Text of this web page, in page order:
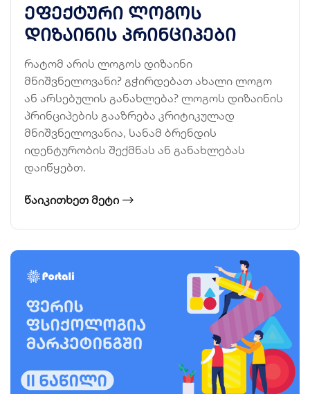
ეფექტური ლოგოს
დიზაინის პრინციპები
რატომ არის ლოგოს დიზაინი
მნიშვნელოვანი? გჭირდებათ ახალი ლოგო
ან არსებულის განახლება? ლოგოს დიზაინის
პრინციპების გააზრება კრიტიკულად
მნიშვნელოვანია, სანამ ბრენდის
იდენტურობის შექმნას ან განახლებას
დაიწყებთ.
ᲬᲐᲘᲙᲘᲗᲮᲔᲗ ᲛᲔᲢᲘ